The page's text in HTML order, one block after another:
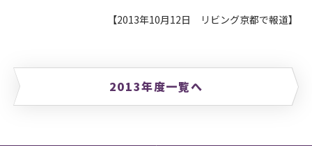
【2013年10月12日 リビング京都で報道】
2013年度一覧へ